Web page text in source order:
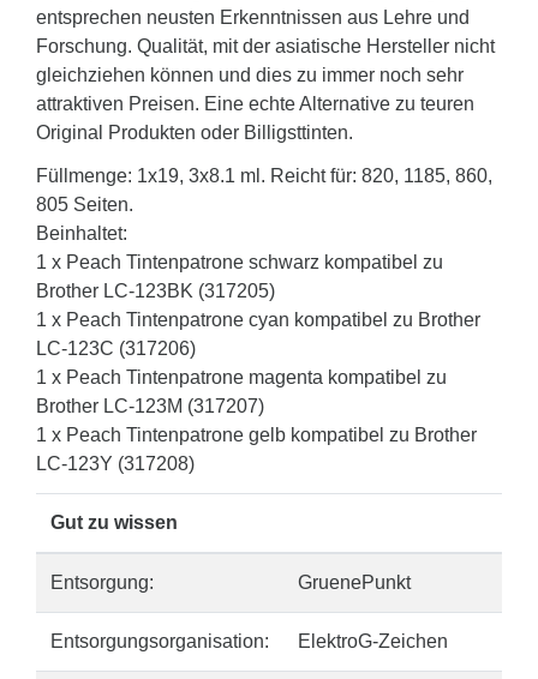
entsprechen neusten Erkenntnissen aus Lehre und
Forschung. Qualität, mit der asiatische Hersteller nicht
gleichziehen können und dies zu immer noch sehr
attraktiven Preisen. Eine echte Alternative zu teuren
Original Produkten oder Billigsttinten.
Füllmenge: 1x19, 3x8.1 ml. Reicht für: 820, 1185, 860,
805 Seiten.
Beinhaltet:
1 x Peach Tintenpatrone schwarz kompatibel zu
Brother LC-123BK (317205)
1 x Peach Tintenpatrone cyan kompatibel zu Brother
LC-123C (317206)
1 x Peach Tintenpatrone magenta kompatibel zu
Brother LC-123M (317207)
1 x Peach Tintenpatrone gelb kompatibel zu Brother
LC-123Y (317208)
Gut zu wissen
Entsorgung: GruenePunkt
Entsorgungsorganisation: ElektroG-Zeichen